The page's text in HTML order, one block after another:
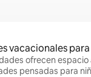
vacacionales
ofrecen espacio
pensadas para